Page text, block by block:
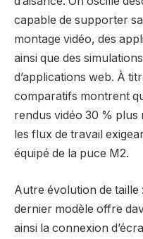
capable de supporter
montage vidéo, des
ainsi que des
d’applications web. À
comparatifs montrent
rendus vidéo 30 %
les flux de travail
équipé de la puce M2.
Autre évolution de taille
dernier modèle offre
ainsi la connexion